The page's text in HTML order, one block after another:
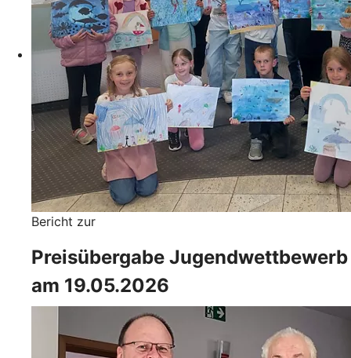
Bericht zur
Preisübergabe Jugendwettbewerb
am 19.05.2026